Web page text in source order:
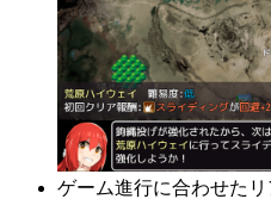
ゲーム進行に合わせた